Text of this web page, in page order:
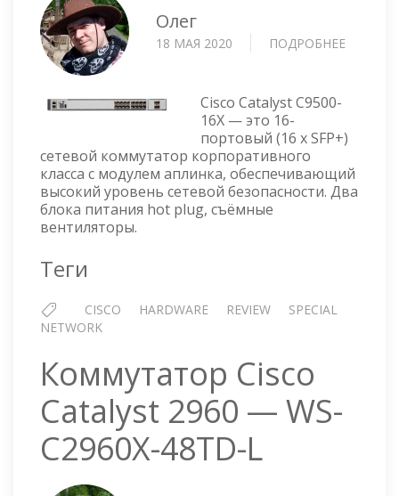
Олег
18 МАЯ 2020 ПОДРОБНЕЕ
—
Cisco Catalyst C9500-
16X — это 16-
портовый (16 x SFP+)
сетевой коммутатор корпоративного
класса с модулем аплинка, обеспечивающий
высокий уровень сетевой безопасности. Два
блока питания hot plug, съёмные
вентиляторы.
Теги
CISCO HARDWARE REVIEW
SPECIAL
NETWORK
Коммутатор Cisco
Catalyst 2960 — WS-
C2960X-48TD-L